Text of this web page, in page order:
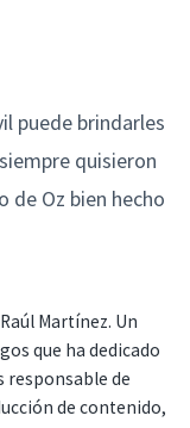
puede brindarles
quisieron
de Oz bien hecho
Martínez. Un
que ha dedicado
responsable de
de contenido,